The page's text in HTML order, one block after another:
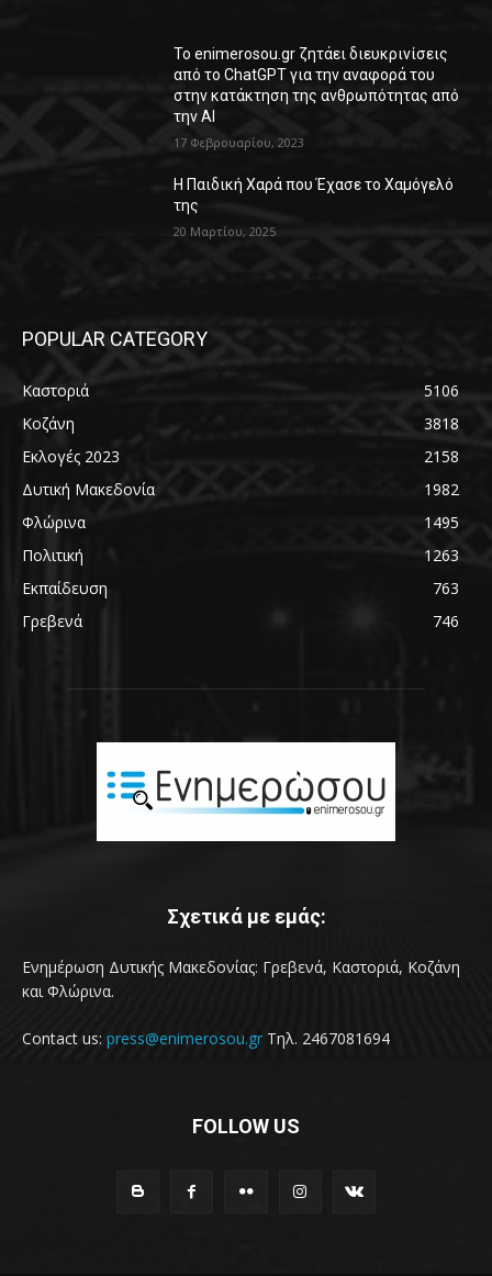
Το enimerosou.gr ζητάει διευκρινίσεις
από το ChatGPT για την αναφορά του
στην κατάκτηση της ανθρωπότητας από
την AI
17 Φεβρουαρίου, 2023
Η Παιδική Χαρά που Έχασε το Χαμόγελό
της
20 Μαρτίου, 2025
POPULAR CATEGORY
Καστοριά
5106
Κοζάνη
3818
Εκλογές 2023
2158
Δυτική Μακεδονία
1982
Φλώρινα
1495
Πολιτική
1263
Εκπαίδευση
763
Γρεβενά
746
Σχετικά με εμάς:
Ενημέρωση Δυτικής Μακεδονίας: Γρεβενά, Καστοριά, Κοζάνη
και Φλώρινα.
Contact us: press@enimerosou.gr Τηλ. 2467081694
FOLLOW US